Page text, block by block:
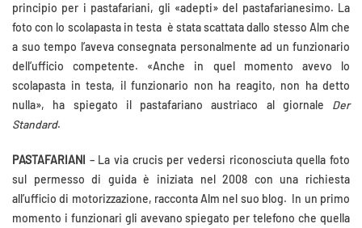
principio per i pastafariani, gli «adepti» del pastafarianesimo. La
foto con lo scolapasta in testa è stata scattata dallo stesso Alm che
a suo tempo l’aveva consegnata personalmente ad un funzionario
dell’ufficio competente. «Anche in quel momento avevo lo
scolapasta in testa, il funzionario non ha reagito, non ha detto
nulla», ha spiegato il pastafariano austriaco al giornale Der
Standard.
PASTAFARIANI – La via crucis per vedersi riconosciuta quella foto
sul permesso di guida è iniziata nel 2008 con una richiesta
all’ufficio di motorizzazione, racconta Alm nel suo blog. In un primo
momento i funzionari gli avevano spiegato per telefono che quella